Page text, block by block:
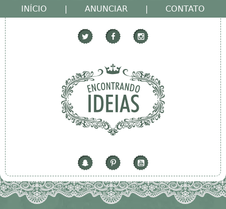
INÍCIO | ANUNCIAR | CONTATO